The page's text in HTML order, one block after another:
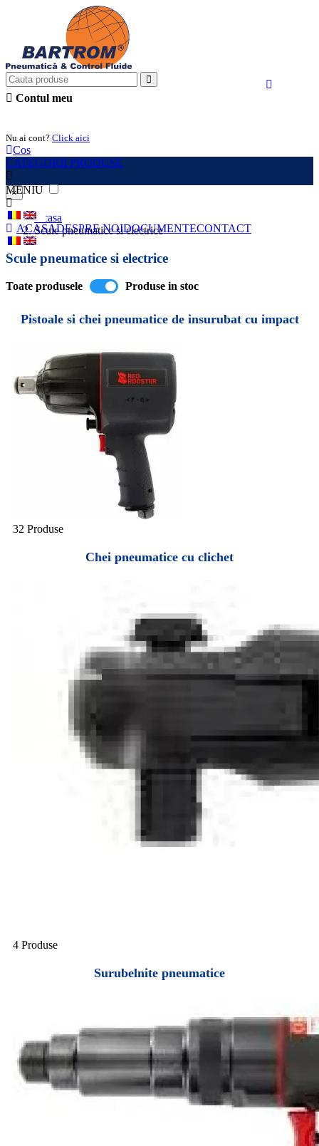
Contul meu
Nu ai cont? Click aici
Cos
CATEGORII PRODUSE
MENIU
ACASADESPRE NOIDOCUMENTECONTACT
×
Acasa
Scule pneumatice si electrice
Scule pneumatice si electrice
Toate produsele Produse in stoc
Pistoale si chei pneumatice de insurubat cu impact
32 Produse
Chei pneumatice cu clichet
4 Produse
Surubelnite pneumatice